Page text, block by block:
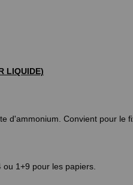
LIQUIDE)
d'ammonium. Convient pour le
1+9 pour les papiers.